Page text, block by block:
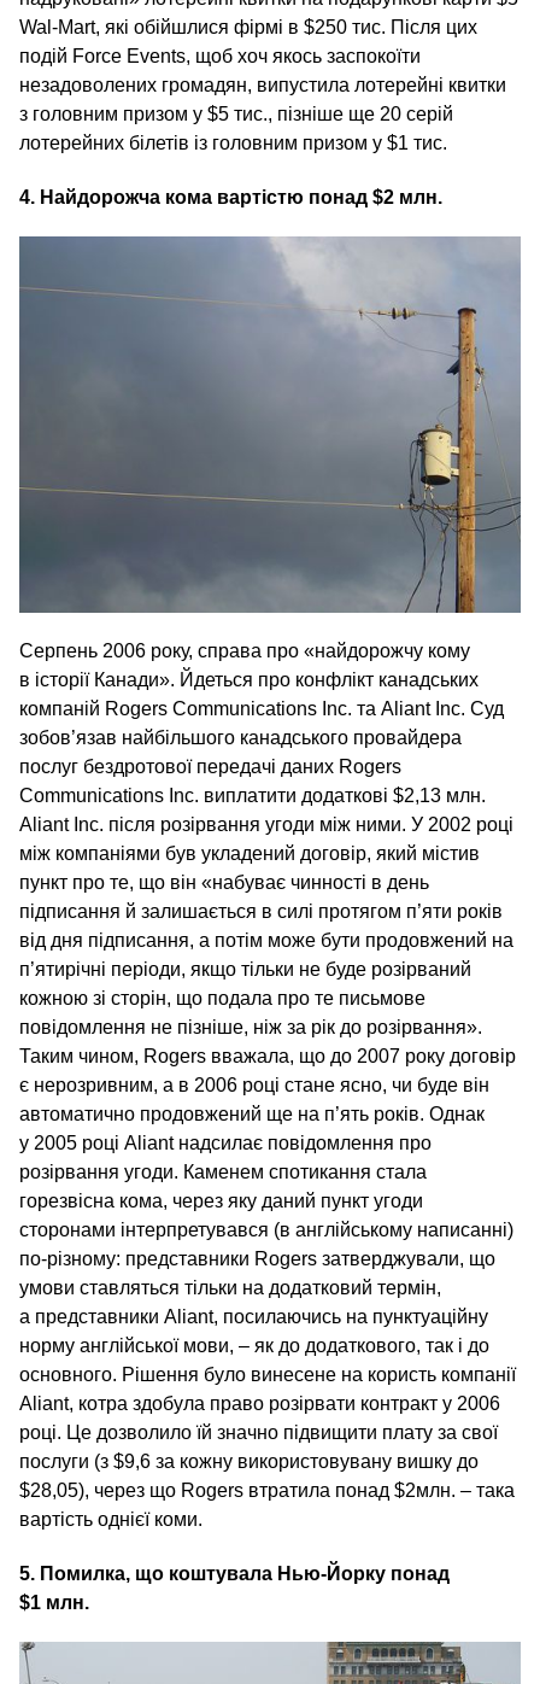
Wal-Mart, які обійшлися фірмі в $250 тис. Після цих
подій Force Events, щоб хоч якось заспокоїти
незадоволених громадян, випустила лотерейні квитки
з головним призом у $5 тис., пізніше ще 20 серій
лотерейних білетів із головним призом у $1 тис.
4. Найдорожча кома вартістю понад $2 млн.
Серпень 2006 року, справа про «найдорожчу кому
в історії Канади». Йдеться про конфлікт канадських
компаній Rogers Communications Inc. та Aliant Inc. Суд
зобов’язав найбільшого канадського провайдера
послуг бездротової передачі даних Rogers
Communications Inc. виплатити додаткові $2,13 млн.
Aliant Inc. після розірвання угоди між ними. У 2002 році
між компаніями був укладений договір, який містив
пункт про те, що він «набуває чинності в день
підписання й залишається в силі протягом п’яти років
від дня підписання, а потім може бути продовжений на
п’ятирічні періоди, якщо тільки не буде розірваний
кожною зі сторін, що подала про те письмове
повідомлення не пізніше, ніж за рік до розірвання».
Таким чином, Rogers вважала, що до 2007 року договір
є нерозривним, а в 2006 році стане ясно, чи буде він
автоматично продовжений ще на п’ять років. Однак
у 2005 році Aliant надсилає повідомлення про
розірвання угоди. Каменем спотикання стала
горезвісна кома, через яку даний пункт угоди
сторонами інтерпретувався (в англійському написанні)
по-різному: представники Rogers затверджували, що
умови ставляться тільки на додатковий термін,
а представники Aliant, посилаючись на пунктуаційну
норму англійської мови, – як до додаткового, так і до
основного. Рішення було винесене на користь компанії
Aliant, котра здобула право розірвати контракт у 2006
році. Це дозволило їй значно підвищити плату за свої
послуги (з $9,6 за кожну використовувану вишку до
$28,05), через що Rogers втратила понад $2млн. – така
вартість однієї коми.
5. Помилка, що коштувала Нью-Йорку понад
$1 млн.